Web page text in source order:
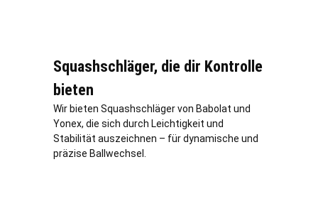
Squashschläger, die dir Kontrolle
bieten
Wir bieten Squashschläger von Babolat und
Yonex, die sich durch Leichtigkeit und
Stabilität auszeichnen – für dynamische und
präzise Ballwechsel.